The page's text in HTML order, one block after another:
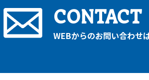
CONTACT
WEBからのお問い合わせ